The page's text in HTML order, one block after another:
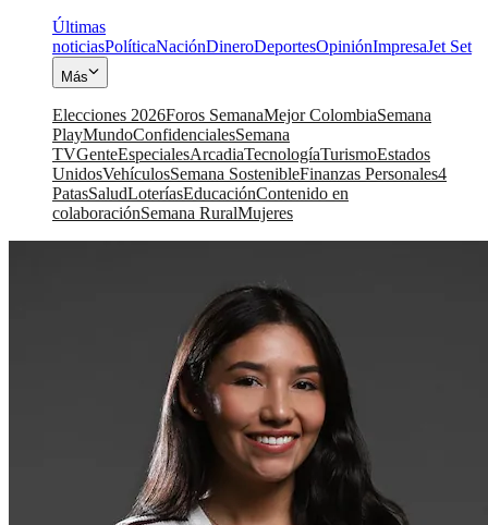
Últimas
noticiasPolíticaNaciónDineroDeportesOpiniónImpresaJet Set
Más
Elecciones 2026Foros SemanaMejor ColombiaSemana
PlayMundoConfidencialesSemana
TVGenteEspecialesArcadiaTecnologíaTurismoEstados
UnidosVehículosSemana SostenibleFinanzas Personales4
PatasSaludLoteríasEducaciónContenido en
colaboraciónSemana RuralMujeres